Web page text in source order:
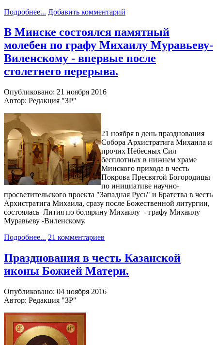
Подробнее... Добавить комментарий
В Минске состоялся памятный
молебен по графу Михаилу Муравьеву-
Виленскому - впервые после
столетнего перерыва.
Опубликовано: 21 ноября 2016
Автор: Редакция "ЗР"
21 ноября в день празднования
Собора Архистратига Михаила и
прочих Небесных Сил
бесплотных в нижнем храме
Минского прихода в честь
Покрова Пресвятой Богородицы
по инициативе научно-
просветительского проекта "Западная Русь" и Братства в честь
Архистратига Михаила, сразу после Божественной литургии,
состоялась Лития по болярину Михаилу - графу Михаилу
Муравьеву -Виленскому.
Подробнее... 21 комментариев
Празднования в честь Казанской
иконы Божией Матери.
Опубликовано: 04 ноября 2016
Автор: Редакция "ЗР"